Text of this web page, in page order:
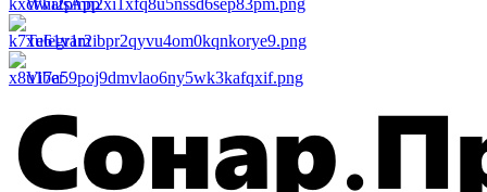
WhatsApp
Telegram
Viber